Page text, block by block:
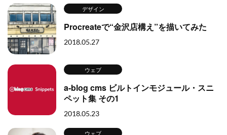
デザイン
Procreateで“金沢店構え”を描いてみた
2018.05.27
ウェブ
a-blog cms ビルトインモジュール・スニ
ペット集 その1
2018.05.23
ウェブ